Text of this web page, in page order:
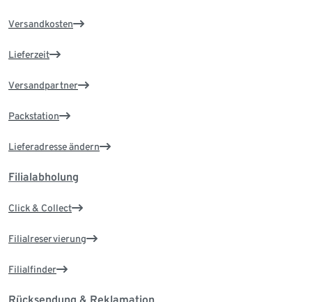
Versandkosten
Lieferzeit
Versandpartner
Packstation
Lieferadresse ändern
Filialabholung
Click & Collect
Filialreservierung
Filialfinder